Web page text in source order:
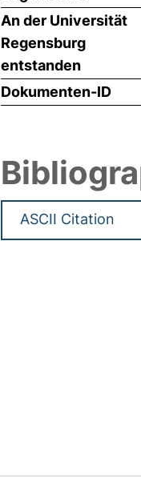
An der Universität
Regensburg
entstanden
Dokumenten-ID